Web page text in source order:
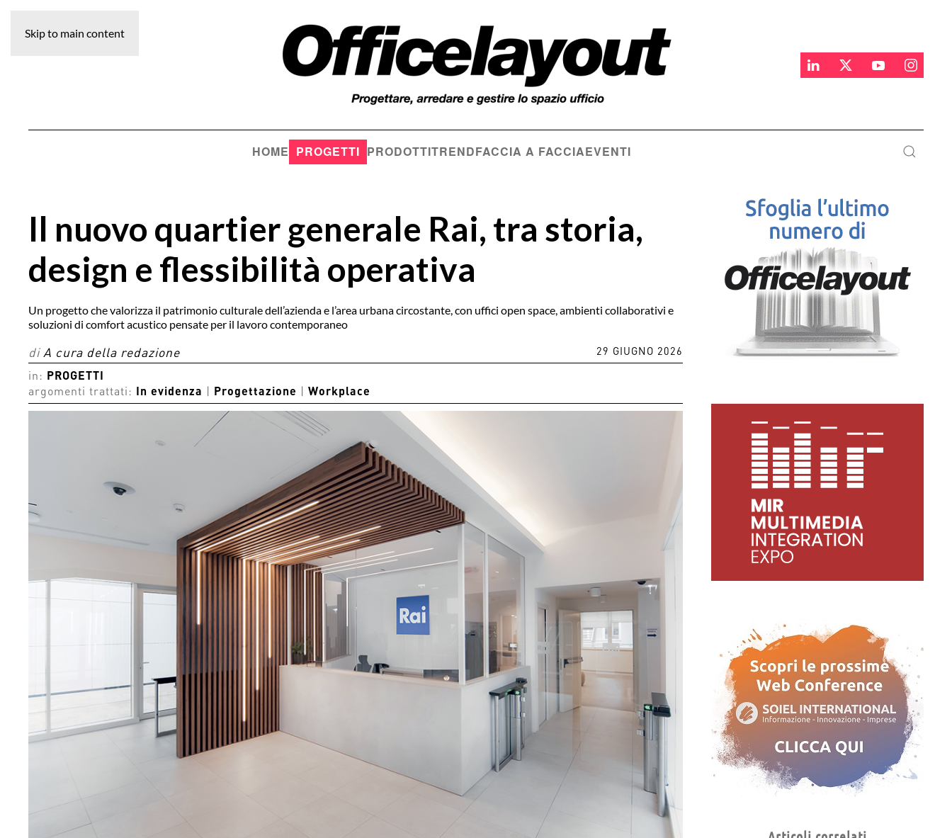
Skip to main content
HOME PROGETTI PRODOTTITRENDFACCIA A FACCIAEVENTI
Il nuovo quartier generale Rai, tra storia,
design e flessibilità operativa
Un progetto che valorizza il patrimonio culturale dell’azienda e l’area urbana circostante, con uffici open space, ambienti collaborativi e
soluzioni di comfort acustico pensate per il lavoro contemporaneo
di A cura della redazione 29 GIUGNO 2026
in:
PROGETTI
argomenti trattati:
In evidenza Progettazione Workplace